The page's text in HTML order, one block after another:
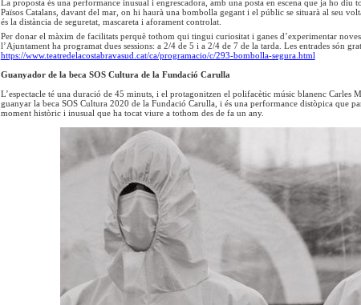
La proposta és una performance inusual i engrescadora, amb una posta en escena que ja ho diu
Països Catalans, davant del mar, on hi haurà una bombolla gegant i el públic se situarà al seu
és la distància de seguretat, mascareta i aforament controlat.
Per donar el màxim de facilitats perquè tothom qui tingui curiositat i ganes d’experimentar
l’Ajuntament ha programat dues sessions: a 2/4 de 5 i a 2/4 de 7 de la tarda. Les entrades són
https://www.teatredelacostabravasud.cat/ca/programacio/c/293-bombolla-segura.html
Guanyador de la beca SOS Cultura de la Fundació Carulla
L’espectacle té una duració de 45 minuts, i el protagonitzen el polifacètic músic blanenc Carles
guanyar la beca SOS Cultura 2020 de la Fundació Carulla, i és una performance distòpica que
moment històric i inusual que ha tocat viure a tothom des de fa un any.